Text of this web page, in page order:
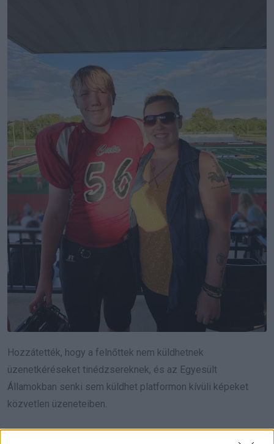
Hozzátették, hogy a felnőttek nem küldhetnek
üzenetkéréseket tinédzsereknek, és az Egyesült
Államokban senki sem küldhet platformon kívüli képeket
közvetlen üzeneteiben.
Ha valaki új személytől kap üzenetet, akkor a rendszer kéri,